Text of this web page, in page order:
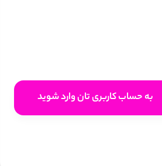
به حساب کاربری تان وارد شوید